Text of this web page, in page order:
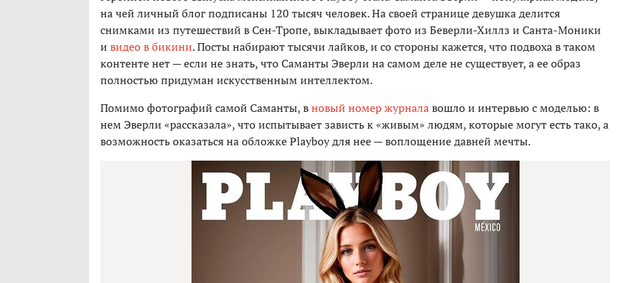
на чей личный блог подписаны 120 тысяч человек. На своей странице девушка делится
снимками из путешествий в Сен-Тропе, выкладывает фото из Беверли-Хиллз и Санта-Моники
и видео в бикини. Посты набирают тысячи лайков, и со стороны кажется, что подвоха в таком
контенте нет — если не знать, что Саманты Эверли на самом деле не существует, а ее образ
полностью придуман искусственным интеллектом.
Помимо фотографий самой Саманты, вновый номер журналавошло и интервью с моделью: в
нем Эверли «рассказала», что испытывает зависть к «живым» людям, которые могут есть тако, а
возможность оказаться на обложке Playboy для нее — воплощение давней мечты.